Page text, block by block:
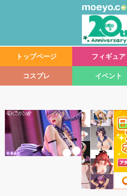
トップページ フィギュア
コスプレ イベント